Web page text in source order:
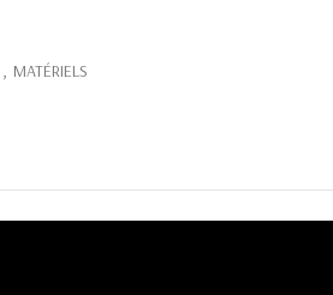
, MATÉRIELS